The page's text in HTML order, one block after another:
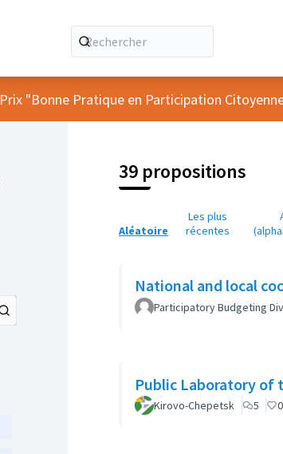
Prix "Bonne Pratique en Participation
39 propositions
Aléatoire
Les plus
récentes
National and local
Participatory Budgeting
Public Laboratory of
Kirovo-Chepetsk 5 0